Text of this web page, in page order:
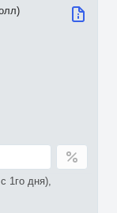
1го дня),